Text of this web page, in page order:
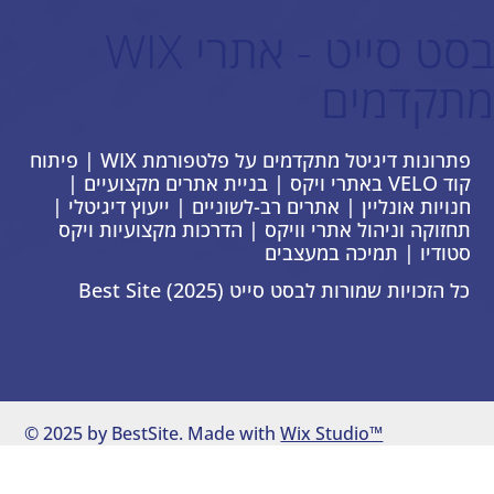
פתרונות דיגיטל מתקדמים על פלטפורמת WIX | פיתוח
קוד VELO באתרי ויקס | בניית אתרים מקצועיים |
חנויות אונליין | אתרים רב-לשוניים | ייעוץ דיגיטלי |
תחזוקה וניהול אתרי וויקס | הדרכות מקצועיות ויקס
סטודיו | תמיכה במעצבים
כל הזכויות שמורות לבסט סייט Best Site (2025)
© 2025 by BestSite. Made withWix Studio™